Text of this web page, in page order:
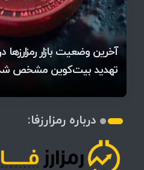
آخرین وضعیت بازار
تهدید بیت‌کوین مشخص
اتفاق تاریخی در بازار
۱۴۰۵ | بیت‌کوین این مرز
تغییر می‌کند
کدامند؟
اتفاق مهم در بازار رمزارزها
تازه‌ترین رسوایی ارز
میز / ۶۲۲ بیت‌کوین کجا رفت؟
بحران بدهی شرکت‌ها و خطر
دلار بیت‌کوین
آیا بیت‌کوین دوباره به کانال ۴۴ هزار دلار برمی‌گردد؟
درباره رمزارزفا: